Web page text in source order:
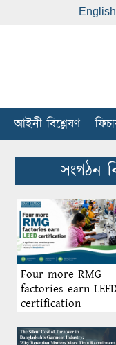
English
আইনী বিশ্লেষণ
সংগঠন
Four more RMG
factories earn
certification